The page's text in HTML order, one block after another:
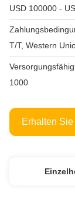
USD 100000 -
T/T, Western
1000
Erhalten Sie